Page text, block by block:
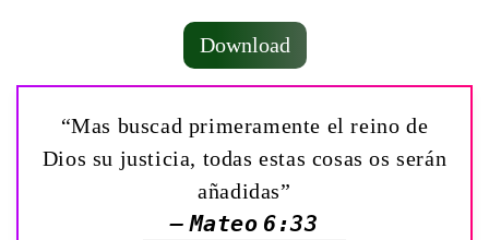
Download
“Mas buscad primeramente el reino de
Dios su justicia, todas estas cosas os serán
añadidas”
— Mateo 6:33